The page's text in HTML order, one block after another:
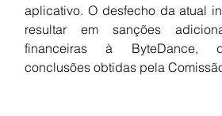
aplicativo. O desfecho da atual
resultar em sanções
financeiras à ByteDance,
conclusões obtidas pela